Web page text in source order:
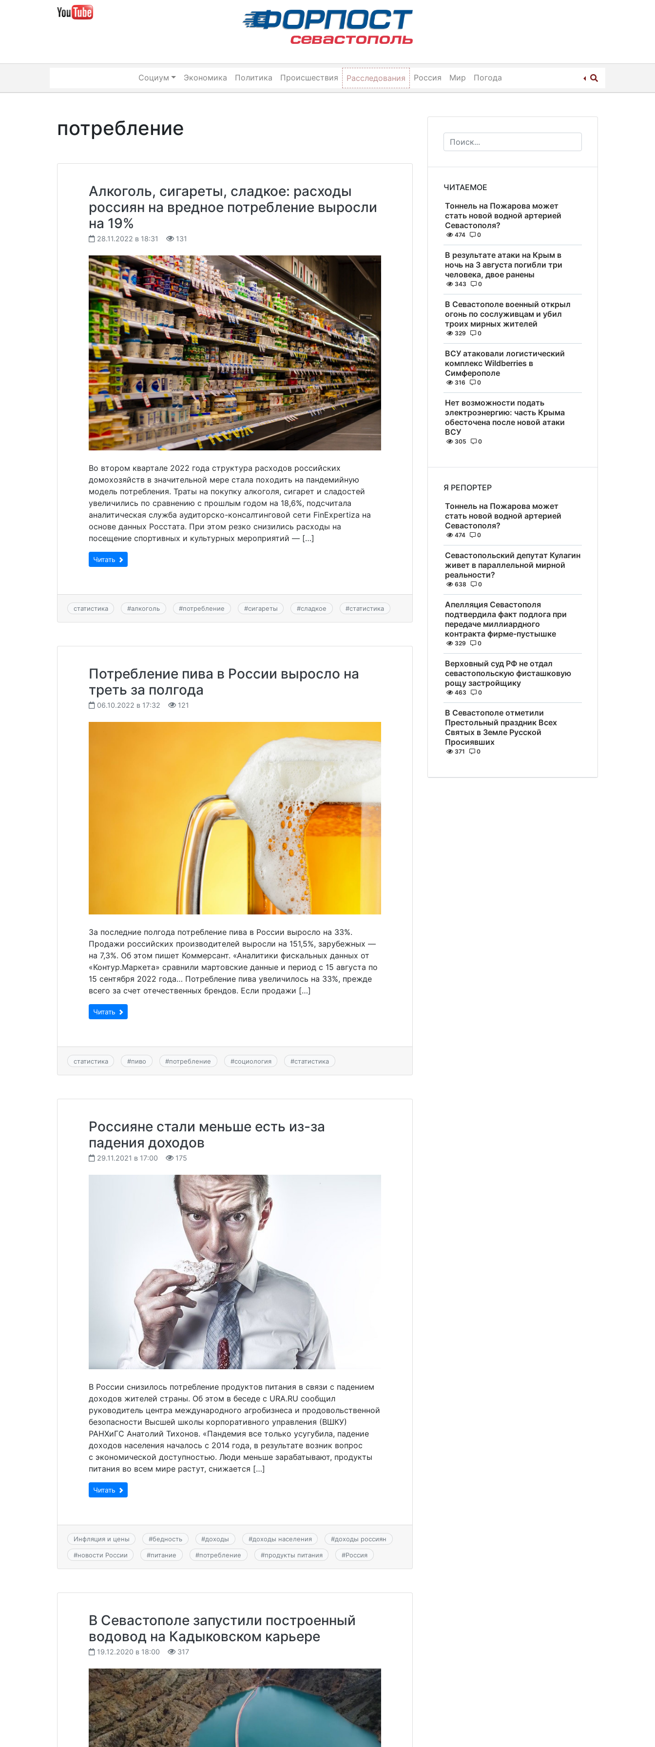
Социум Экономика Политика Происшествия Расследования Россия Мир Погода
потребление
Алкоголь, сигареты, сладкое: расходы
россиян на вредное потребление выросли
на 19%
28.11.2022 в 18:31 131
Во втором квартале 2022 года структура расходов российских
домохозяйств в значительной мере стала походить на пандемийную
модель потребления. Траты на покупку алкоголя, сигарет и сладостей
увеличились по сравнению с прошлым годом на 18,6%, подсчитала
аналитическая служба аудиторско-консалтинговой сети FinExpertiza на
основе данных Росстата. При этом резко снизились расходы на
посещение спортивных и культурных мероприятий — […]
Читать
статистика #алкоголь #потребление #сигареты #сладкое #статистика
Потребление пива в России выросло на
треть за полгода
06.10.2022 в 17:32 121
За последние полгода потребление пива в России выросло на 33%.
Продажи российских производителей выросли на 151,5%, зарубежных —
на 7,3%. Об этом пишет Коммерсант. «Аналитики фискальных данных от
«Контур.Маркета» сравнили мартовские данные и период с 15 августа по
15 сентября 2022 года… Потребление пива увеличилось на 33%, прежде
всего за счет отечественных брендов. Если продажи […]
Читать
статистика #пиво #потребление #социология #статистика
Россияне стали меньше есть из-за
падения доходов
29.11.2021 в 17:00 175
В России снизилось потребление продуктов питания в связи с падением
доходов жителей страны. Об этом в беседе с URA.RU сообщил
руководитель центра международного агробизнеса и продовольственной
безопасности Высшей школы корпоративного управления (ВШКУ)
РАНХиГС Анатолий Тихонов. «Пандемия все только усугубила, падение
доходов населения началось с 2014 года, в результате возник вопрос
с экономической доступностью. Люди меньше зарабатывают, продукты
питания во всем мире растут, снижается […]
Читать
Инфляция и цены #бедность #доходы #доходы населения #доходы россиян
#новости России #питание #потребление #продукты питания #Россия
В Севастополе запустили построенный
водовод на Кадыковском карьере
19.12.2020 в 18:00 317
ЧИТАЕМОЕ
Тоннель на Пожарова может
стать новой водной артерией
Севастополя?
474 0
В результате атаки на Крым в
ночь на 3 августа погибли три
человека, двое ранены
343 0
В Севастополе военный открыл
огонь по сослуживцам и убил
троих мирных жителей
329 0
ВСУ атаковали логистический
комплекс Wildberries в
Симферополе
316 0
Нет возможности подать
электроэнергию: часть Крыма
обесточена после новой атаки
ВСУ
305 0
Я РЕПОРТЕР
Тоннель на Пожарова может
стать новой водной артерией
Севастополя?
474 0
Севастопольский депутат Кулагин
живет в параллельной мирной
реальности?
638 0
Апелляция Севастополя
подтвердила факт подлога при
передаче миллиардного
контракта фирме-пустышке
329 0
Верховный суд РФ не отдал
севастопольскую фисташковую
рощу застройщику
463 0
В Севастополе отметили
Престольный праздник Всех
Святых в Земле Русской
Просиявших
371 0